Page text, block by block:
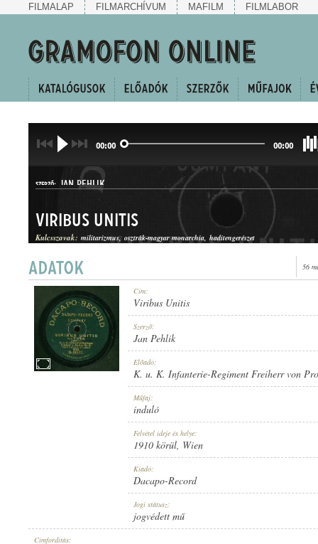
FILMALAP FILMARCHÍVUM MAFILM FILMLABOR
00:00 00:00
SZERZŐ: JAN PEHLIK
INDULÓ
Viribus Unitis
Kulcsszavak: militarizmus osztrák-magyar monarchia haditengerészet
56
Cím:
Viribus Unitis
Szerző:
Jan Pehlik
Előadó:
K. u. K. Infanterie-Regiment Freiherr von
Műfaj:
induló
Felvétel ideje és helye:
1910 körül, Wien
Kiadó:
Dacapo-Record
Jogi státusz:
jogvédett mű
Címfordítás: